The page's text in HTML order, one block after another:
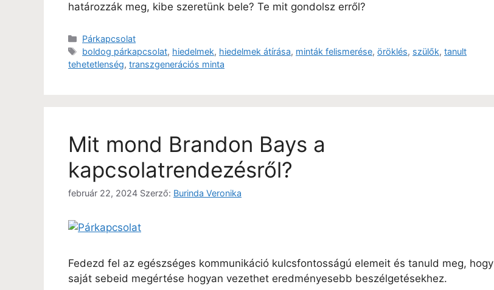
határozzák meg, kibe szeretünk bele? Te mit gondolsz erről?
Párkapcsolat
boldog párkapcsolat, hiedelmek, hiedelmek átírása, minták felismerése,öröklés, szülők,tanult
tehetetlenség, transzgenerációs minta
Mit mond Brandon Bays a
kapcsolatrendezésről?
február 22, 2024 Szerző: Burinda Veronika
Fedezd fel az egészséges kommunikáció kulcsfontosságú elemeit és tanuld meg, hogy
saját sebeid megértése hogyan vezethet eredményesebb beszélgetésekhez.